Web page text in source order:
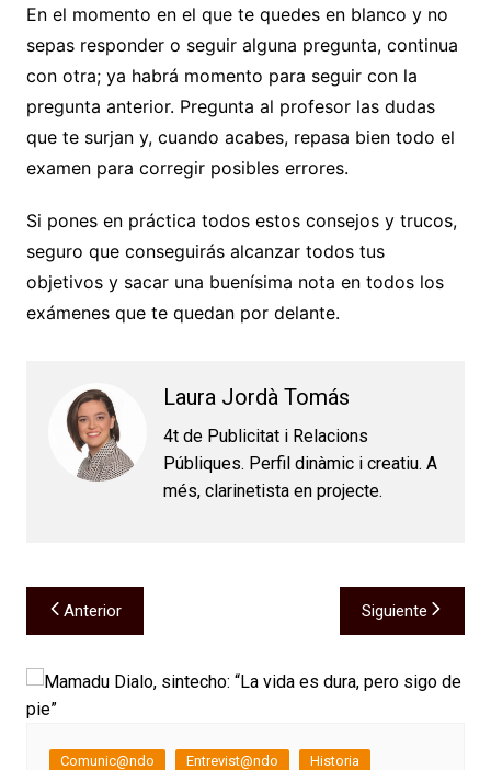
En el momento en el que te quedes en blanco y no
sepas responder o seguir alguna pregunta, continua
con otra; ya habrá momento para seguir con la
pregunta anterior. Pregunta al profesor las dudas
que te surjan y, cuando acabes, repasa bien todo el
examen para corregir posibles errores.
Si pones en práctica todos estos consejos y trucos,
seguro que conseguirás alcanzar todos tus
objetivos y sacar una buenísima nota en todos los
exámenes que te quedan por delante.
Laura Jordà Tomás
4t de Publicitat i Relacions
Públiques. Perfil dinàmic i creatiu. A
més, clarinetista en projecte.
Navegación
de
entradas
Anterior Siguiente
Comunic@ndo Entrevist@ndo
Historia